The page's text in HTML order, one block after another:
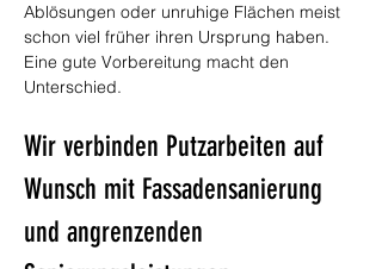
Ablösungen oder unruhige Flächen meist
schon viel früher ihren Ursprung haben.
Eine gute Vorbereitung macht den
Unterschied.
Wir verbinden Putzarbeiten auf
Wunsch mit Fassadensanierung
und angrenzenden